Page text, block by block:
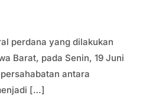
perdana yang dilakukan
Barat, pada Senin, 19 Juni
antara
[…]